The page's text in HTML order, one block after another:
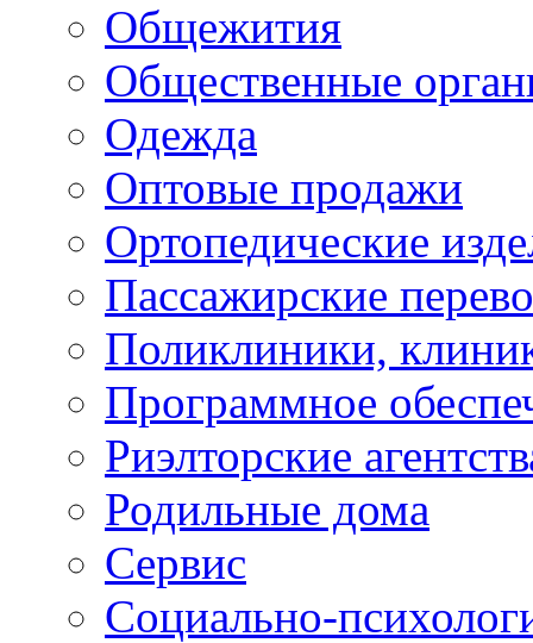
Общежития
Общественные
Одежда
Оптовые продажи
Ортопедические
Пассажирские
Поликлиники,
Программное
Риэлторские
Родильные дома
Сервис
Социально-